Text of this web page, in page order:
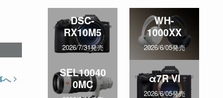
へ
DSC-
RX10M5
2026/7/31発売
WH-
1000XX
2026/6/05発売
SEL10040
0MC
α7R VI
2026/6/05発売